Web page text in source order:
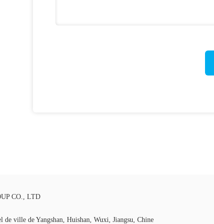
CO., LTD
de ville de Yangshan, Huishan, Wuxi, Jiangsu, Chine